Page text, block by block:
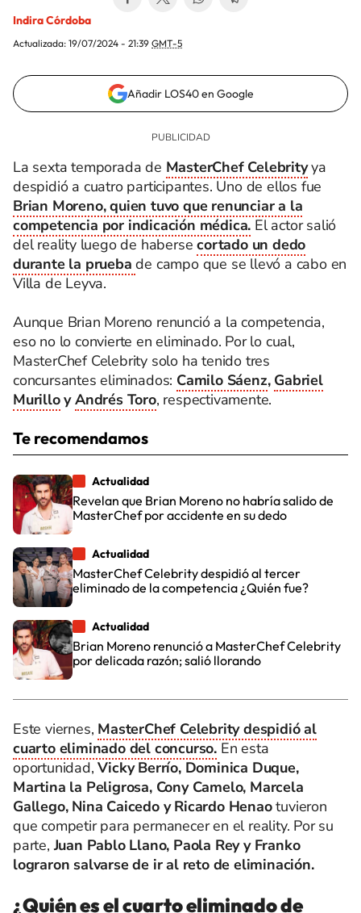
Indira Córdoba
Actualizada: 19/07/2024 - 21:39 GMT-5
Añadir LOS40 en Google
La sexta temporada de MasterChef Celebrityya
despidió a cuatro participantes. Uno de ellos fue
Brian Moreno, quien tuvo que renunciar a la
competencia por indicación médica. El actor salió
del reality luego de habersecortado un dedo
durante la prueba de campo que se llevó a cabo en
Villa de Leyva.
Aunque Brian Moreno renunció a la competencia,
eso no lo convierte en eliminado. Por lo cual,
MasterChef Celebrity solo ha tenido tres
concursantes eliminados: Camilo Sáenz, Gabriel
MurilloyAndrés Toro, respectivamente.
Te recomendamos
Actualidad
Revelan que Brian Moreno no habría salido de
MasterChef por accidente en su dedo
Actualidad
MasterChef Celebrity despidió al tercer
eliminado de la competencia ¿Quién fue?
Actualidad
Brian Moreno renunció a MasterChef Celebrity
por delicada razón; salió llorando
Este viernes, MasterChef Celebrity despidió al
cuarto eliminado del concurso. En esta
oportunidad,Vicky Berrío, Dominica Duque,
Martina la Peligrosa, Cony Camelo, Marcela
Gallego, Nina Caicedo y Ricardo Henaotuvieron
que competir para permanecer en el reality. Por su
parte,Juan Pablo Llano, Paola Rey y Franko
lograron salvarse de ir al reto de eliminación.
¿Quién es el cuarto eliminado de